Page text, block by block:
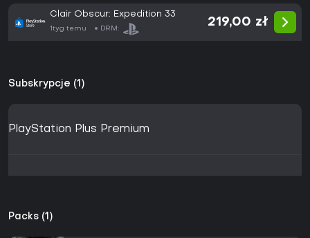
Clair Obscur: Expedition 33
1tyg temu DRM:
219,00 zł
Subskrypcje (1)
PlayStation Plus Premium
Packs (1)